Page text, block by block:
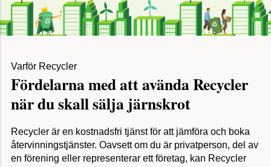
Varför Recycler
Fördelarna med att avända Recycler
när du skall sälja järnskrot
Recycler är en kostnadsfri tjänst för att jämföra och boka
återvinningstjänster. Oavsett om du är privatperson, del av
en förening eller representerar ett företag, kan Recycler